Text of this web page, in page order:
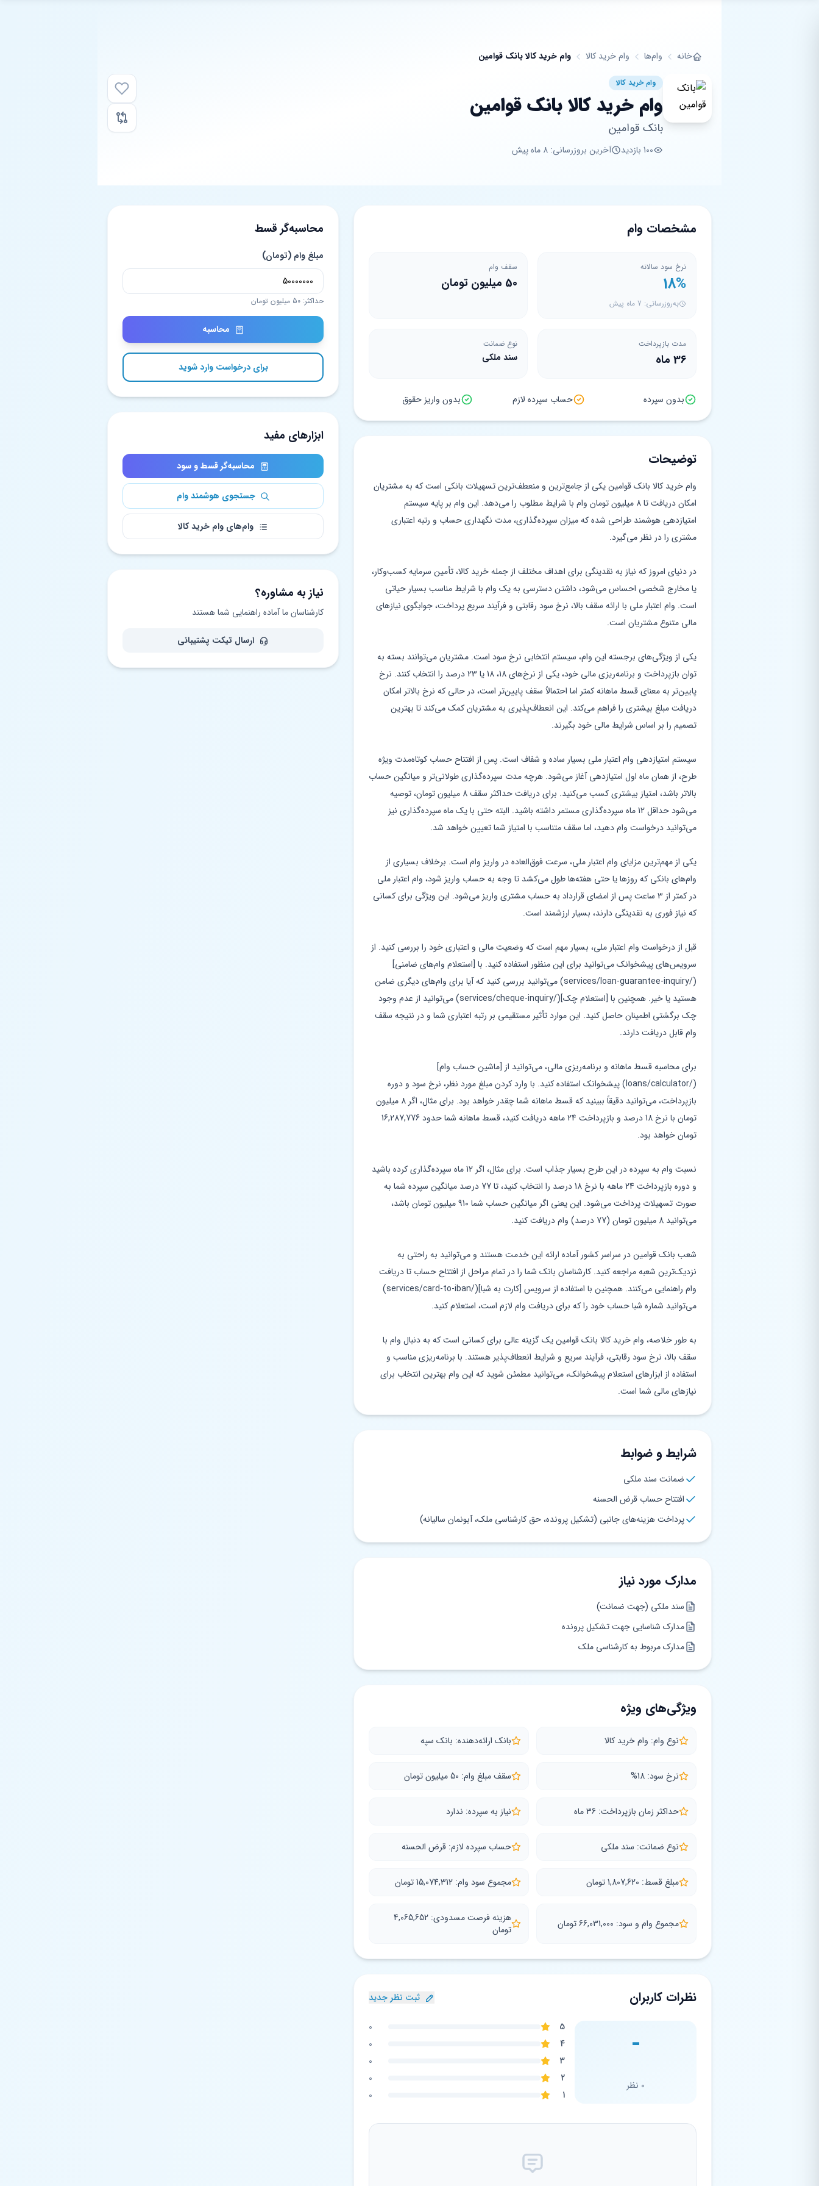
خانه وام‌ها وام خرید کالا وام خرید کالا بانک قوامین
وام خرید کالا
وام خرید کالا بانک قوامین
بانک قوامین
100 بازدید آخرین بروزرسانی: 8 ماه پیش
مشخصات وام
نرخ سود سالانه
18%
به‌روزرسانی: 7 ماه پیش
سقف وام
50 میلیون تومان
مدت بازپرداخت
36 ماه
نوع ضمانت
سند ملکی
بدون سپرده حساب سپرده لازم بدون واریز حقوق
توضیحات
وام خرید کالا بانک قوامین یکی از جامع‌ترین و منعطف‌ترین تسهیلات بانکی است که به مشتریان
امکان دریافت تا 8 میلیون تومان وام با شرایط مطلوب را می‌دهد. این وام بر پایه سیستم
امتیازدهی هوشمند طراحی شده که میزان سپرده‌گذاری، مدت نگهداری حساب و رتبه اعتباری
مشتری را در نظر می‌گیرد.
در دنیای امروز که نیاز به نقدینگی برای اهداف مختلف از جمله خرید کالا، تأمین سرمایه کسب‌وکار،
یا مخارج شخصی احساس می‌شود، داشتن دسترسی به یک وام با شرایط مناسب بسیار حیاتی
است. وام اعتبار ملی با ارائه سقف بالا، نرخ سود رقابتی و فرآیند سریع پرداخت، جوابگوی نیازهای
مالی متنوع مشتریان است.
یکی از ویژگی‌های برجسته این وام، سیستم انتخابی نرخ سود است. مشتریان می‌توانند بسته به
توان بازپرداخت و برنامه‌ریزی مالی خود، یکی از نرخ‌های 18، 18 یا 23 درصد را انتخاب کنند. نرخ
پایین‌تر به معنای قسط ماهانه کمتر اما احتمالاً سقف پایین‌تر است، در حالی که نرخ بالاتر امکان
دریافت مبلغ بیشتری را فراهم می‌کند. این انعطاف‌پذیری به مشتریان کمک می‌کند تا بهترین
تصمیم را بر اساس شرایط مالی خود بگیرند.
سیستم امتیازدهی وام اعتبار ملی بسیار ساده و شفاف است. پس از افتتاح حساب کوتاه‌مدت ویژه
طرح، از همان ماه اول امتیازدهی آغاز می‌شود. هرچه مدت سپرده‌گذاری طولانی‌تر و میانگین حساب
بالاتر باشد، امتیاز بیشتری کسب می‌کنید. برای دریافت حداکثر سقف 8 میلیون تومان، توصیه
می‌شود حداقل 12 ماه سپرده‌گذاری مستمر داشته باشید. البته حتی با یک ماه سپرده‌گذاری نیز
می‌توانید درخواست وام دهید، اما سقف متناسب با امتیاز شما تعیین خواهد شد.
یکی از مهم‌ترین مزایای وام اعتبار ملی، سرعت فوق‌العاده در واریز وام است. برخلاف بسیاری از
وام‌های بانکی که روزها یا حتی هفته‌ها طول می‌کشد تا وجه به حساب واریز شود، وام اعتبار ملی
در کمتر از 3 ساعت پس از امضای قرارداد به حساب مشتری واریز می‌شود. این ویژگی برای کسانی
که نیاز فوری به نقدینگی دارند، بسیار ارزشمند است.
قبل از درخواست وام اعتبار ملی، بسیار مهم است که وضعیت مالی و اعتباری خود را بررسی کنید. از
سرویس‌های پیشخوانک می‌توانید برای این منظور استفاده کنید. با [استعلام وام‌های ضامنی]
(/services/loan-guarantee-inquiry) می‌توانید بررسی کنید که آیا برای وام‌های دیگری ضامن
هستید یا خیر. همچنین با [استعلام چک](/services/cheque-inquiry) می‌توانید از عدم وجود
چک برگشتی اطمینان حاصل کنید. این موارد تأثیر مستقیمی بر رتبه اعتباری شما و در نتیجه سقف
وام قابل دریافت دارند.
برای محاسبه قسط ماهانه و برنامه‌ریزی مالی، می‌توانید از [ماشین حساب وام]
(/loans/calculator) پیشخوانک استفاده کنید. با وارد کردن مبلغ مورد نظر، نرخ سود و دوره
بازپرداخت، می‌توانید دقیقاً ببینید که قسط ماهانه شما چقدر خواهد بود. برای مثال، اگر 8 میلیون
تومان با نرخ 18 درصد و بازپرداخت 24 ماهه دریافت کنید، قسط ماهانه شما حدود 16,287,776
تومان خواهد بود.
نسبت وام به سپرده در این طرح بسیار جذاب است. برای مثال، اگر 12 ماه سپرده‌گذاری کرده باشید
و دوره بازپرداخت 24 ماهه با نرخ 18 درصد را انتخاب کنید، تا 77 درصد میانگین سپرده شما به
صورت تسهیلات پرداخت می‌شود. این یعنی اگر میانگین حساب شما 910 میلیون تومان باشد،
می‌توانید 8 میلیون تومان (77 درصد) وام دریافت کنید.
شعب بانک قوامین در سراسر کشور آماده ارائه این خدمت هستند و می‌توانید به راحتی به
نزدیک‌ترین شعبه مراجعه کنید. کارشناسان بانک شما را در تمام مراحل از افتتاح حساب تا دریافت
وام راهنمایی می‌کنند. همچنین با استفاده از سرویس [کارت به شبا](/services/card-to-iban)
می‌توانید شماره شبا حساب خود را که برای دریافت وام لازم است، استعلام کنید.
به طور خلاصه، وام خرید کالا بانک قوامین یک گزینه عالی برای کسانی است که به دنبال وام با
سقف بالا، نرخ سود رقابتی، فرآیند سریع و شرایط انعطاف‌پذیر هستند. با برنامه‌ریزی مناسب و
استفاده از ابزارهای استعلام پیشخوانک، می‌توانید مطمئن شوید که این وام بهترین انتخاب برای
نیازهای مالی شما است.
شرایط و ضوابط
ضمانت سند ملکی
افتتاح حساب قرض الحسنه
پرداخت هزینه‌های جانبی (تشکیل پرونده، حق کارشناسی ملک، آبونمان سالیانه)
مدارک مورد نیاز
سند ملکی (جهت ضمانت)
مدارک شناسایی جهت تشکیل پرونده
مدارک مربوط به کارشناسی ملک
ویژگی‌های ویژه
نوع وام: وام خرید کالا بانک ارائه‌دهنده: بانک سپه
نرخ سود: 18% سقف مبلغ وام: 50 میلیون تومان
حداکثر زمان بازپرداخت: 36 ماه نیاز به سپرده: ندارد
نوع ضمانت: سند ملکی حساب سپرده لازم: قرض الحسنه
مبلغ قسط: 1,807,620 تومان مجموع سود وام: 15,074,312 تومان
مجموع وام و سود: 66,031,000 تومان
هزینه فرصت مسدودی: 4,065,652
تومان
نظرات کاربران
-
0 نظر
5
0
4
0
3
0
2
0
1
0
محاسبه‌گر قسط
مبلغ وام (تومان)
حداکثر: 50 میلیون تومان
برای درخواست وارد شوید
ابزارهای مفید
محاسبه‌گر قسط و سود
جستجوی هوشمند وام
وام‌های وام خرید کالا
نیاز به مشاوره؟
کارشناسان ما آماده راهنمایی شما هستند
ارسال تیکت پشتیبانی